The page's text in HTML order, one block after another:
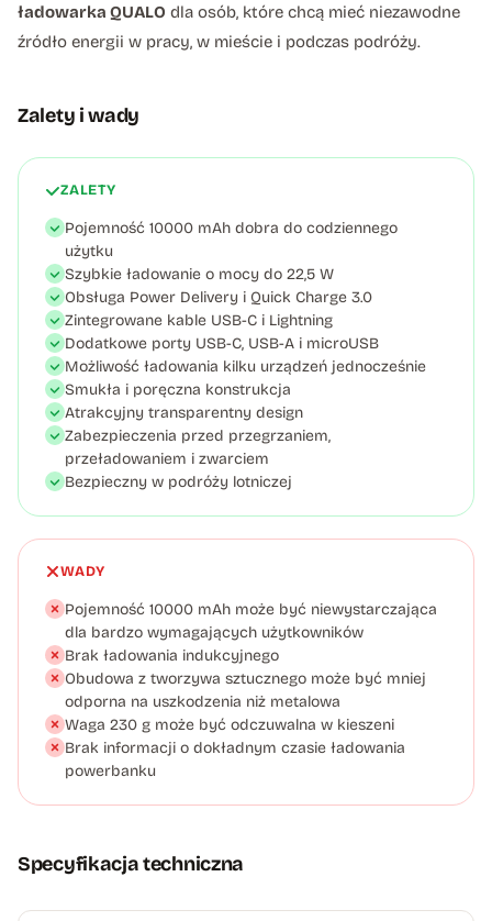
ładowarka QUALO dla osób, które chcą mieć niezawodne
źródło energii w pracy, w mieście i podczas podróży.
Zalety i wady
ZALETY
Pojemność 10000 mAh dobra do codziennego
użytku
Szybkie ładowanie o mocy do 22,5 W
Obsługa Power Delivery i Quick Charge 3.0
Zintegrowane kable USB-C i Lightning
Dodatkowe porty USB-C, USB-A i microUSB
Możliwość ładowania kilku urządzeń jednocześnie
Smukła i poręczna konstrukcja
Atrakcyjny transparentny design
Zabezpieczenia przed przegrzaniem,
przeładowaniem i zwarciem
Bezpieczny w podróży lotniczej
WADY
Pojemność 10000 mAh może być niewystarczająca
dla bardzo wymagających użytkowników
Brak ładowania indukcyjnego
Obudowa z tworzywa sztucznego może być mniej
odporna na uszkodzenia niż metalowa
Waga 230 g może być odczuwalna w kieszeni
Brak informacji o dokładnym czasie ładowania
powerbanku
Specyfikacja techniczna